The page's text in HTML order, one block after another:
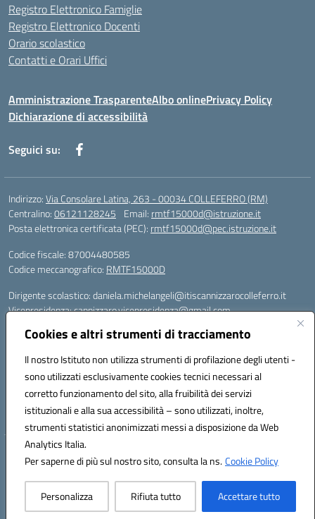
Cookies e altri strumenti di tracciamento
Il nostro Istituto non utilizza strumenti di profilazione degli utenti -
sono utilizzati esclusivamente cookies tecnici necessari al
corretto funzionamento del sito, alla fruibilità dei servizi
istituzionali e alla sua accessibilità – sono utilizzati, inoltre,
strumenti statistici anonimizzati messi a disposizione da Web
Analytics Italia.
Per saperne di più sul nostro sito, consulta la ns.Cookie Policy
Personalizza Rifiuta tutto Accettare tutto
Registro Elettronico Famiglie
Registro Elettronico Docenti
Orario scolastico
Contatti e Orari Uffici
Amministrazione TrasparenteAlbo onlinePrivacy Policy
Dichiarazione di accessibilità
Seguici su:
Indirizzo:Via Consolare Latina, 263 - 00034 COLLEFERRO (RM)
Centralino:06121128245 Email: rmtf15000d@istruzione.it
Posta elettronica certificata (PEC): rmtf15000d@pec.istruzione.it
Codice fiscale: 87004480585
Codice meccanografico: RMTF15000D
Dirigente scolastico: daniela.michelangeli@itiscannizzarocolleferro.it
Vicepresidenza: cannizzaro.vicepresidenza@gmail.com
Supporto piattaforme DDI (creazione account e rigenerazione credenziali)
supporto_gsuite@itiscannizzarocolleferro.it
Microsoft Office 365 (Teams):
supporto_office365@cannizzaro.onmicrosoft.com
Hosting & Powered by 3D Solution S.r.l.
Concept & Design by Designers Italia